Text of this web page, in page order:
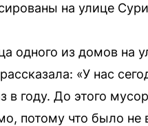
на улице
одного из домов на
«У нас
в году. До этого
потому что было не